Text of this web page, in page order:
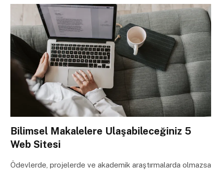
Bilimsel Makalelere Ulaşabileceğiniz 5
Web Sitesi
Ödevlerde, projelerde ve akademik araştırmalarda olmazsa